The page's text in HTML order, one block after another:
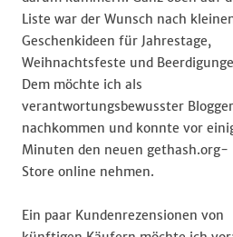
Liste war der Wunsch nach
Geschenkideen für Jahrestage,
Weihnachtsfeste und
Dem möchte ich als
verantwortungsbewusster Blogger
nachkommen und konnte vor
Minuten den neuen gethash.org-
Store online nehmen.
Ein paar Kundenrezensionen von